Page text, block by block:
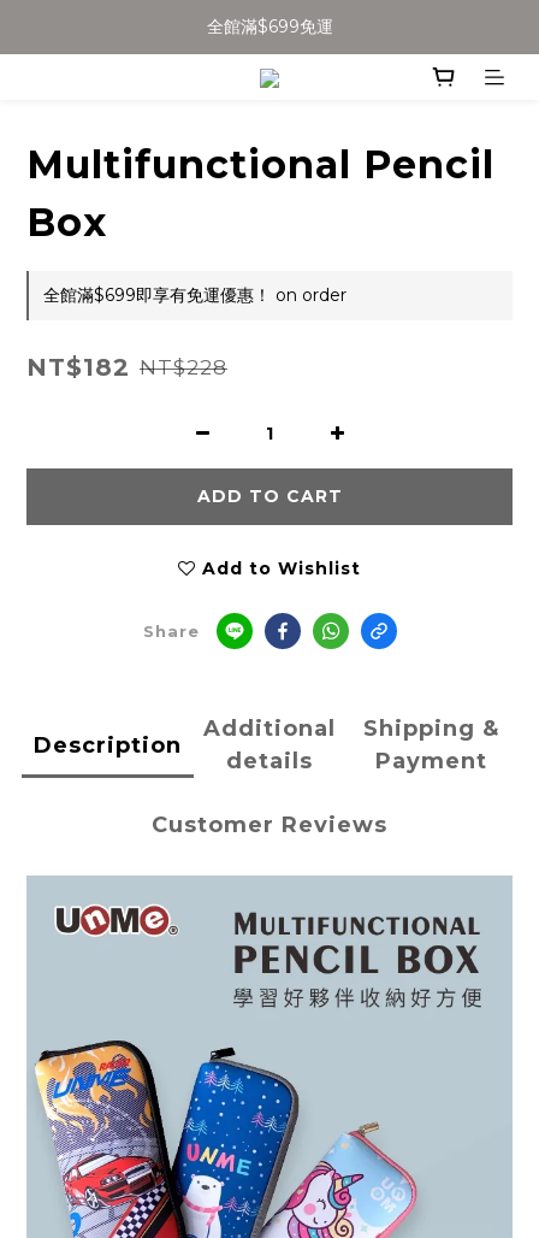
全館滿$699免運
加入會員得$100購物金👉
全館滿$699免運
Multifunctional Pencil
Box
全館滿$699即享有免運優惠！ on order
NT$182 NT$228
ADD TO CART
Add to Wishlist
Share
Description
Additional
details
Shipping &
Payment
Customer Reviews